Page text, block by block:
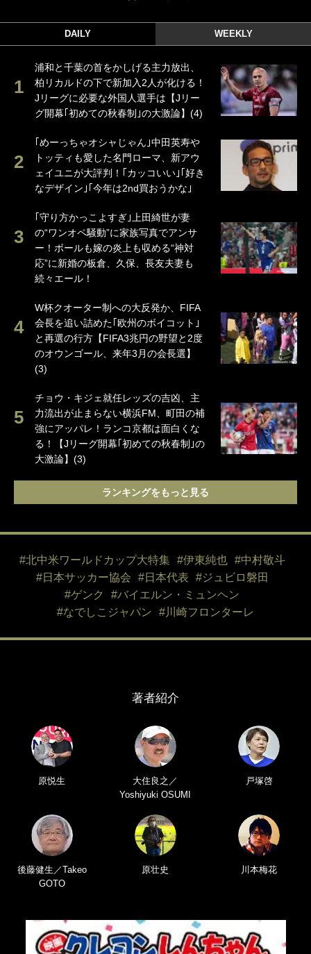
DAILY WEEKLY
浦和と千葉の首をかしげる主力放出、
柏リカルドの下で新加入2人が化ける！
Jリーグに必要な外国人選手は【Jリー
グ開幕｢初めての秋春制｣の大激論】(4)
｢めーっちゃオシャじゃん｣中田英寿や
トッティも愛した名門ローマ、新アウ
ェイユニが大評判！｢カッコいい｣｢好き
なデザイン｣｢今年は2nd買おうかな｣
｢守り方かっこよすぎ｣上田綺世が妻
の“ワンオペ騒動”に家族写真でアンサ
ー！ボールも嫁の炎上も収める“神対
応”に新婚の板倉、久保、長友夫妻も
続々エール！
W杯クオーター制への大反発か、FIFA
会長を追い詰めた｢欧州のボイコット｣
と再選の行方【FIFA3兆円の野望と2度
のオウンゴール、来年3月の会長選】
(3)
チョウ・キジェ就任レッズの吉凶、主
力流出が止まらない横浜FM、町田の補
強にアッパレ！ランコ京都は面白くな
る！【Jリーグ開幕｢初めての秋春制｣の
大激論】(3)
ランキングをもっと見る
#北中米ワールドカップ大特集 #伊東純也
#中村敬斗
#日本サッカー協会
#日本代表
#ジュビロ磐田
#ゲンク
#バイエルン・ミュンヘン
#なでしこジャパン
#川崎フロンターレ
著者紹介
原悦生
大住良之／
Yoshiyuki OSUMI
戸塚啓
後藤健生／Takeo
GOTO
原壮史 川本梅花